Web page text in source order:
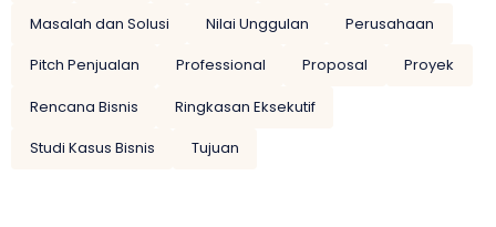
Masalah dan Solusi
Nilai Unggulan
Perusahaan
Pitch Penjualan
Professional Proposal
Proyek
Rencana Bisnis
Ringkasan Eksekutif
Studi Kasus Bisnis
Tujuan